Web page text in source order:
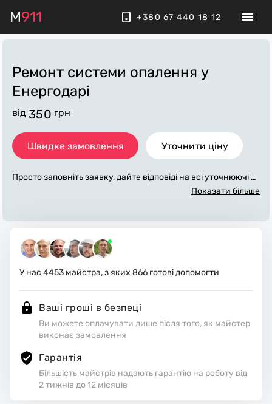
M911 +380 67 440 18 12
Ремонт системи опалення у
Енергодарі
від 350 грн
Швидке замовлення Уточнити ціну
Просто заповніть заявку, дайте відповіді на всі уточнюючі за
питання по «ремонт системи опалення». Ми зв'яжемося з
али. Виконавці стежать за чистотою та прибирають робоче
місце.
Показати більше
У нас 4453 майстра, з яких 866 готові допомогти
Ваші гроші в безпеці
Ви можете оплачувати лише після того, як майстер
виконає замовлення
Гарантія
Більшість майстрів надають гарантію на роботу від
2 тижнів до 12 місяців